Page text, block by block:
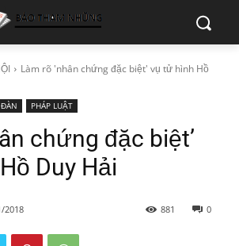
Làm rõ 'nhân chứng đặc biệt' vụ tử hình Hồ
PHÁP LUẬT
chứng đặc biệt’
Duy Hải
2018 0
881